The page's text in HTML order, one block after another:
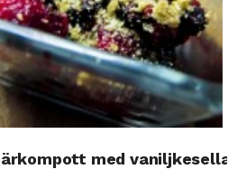
med vaniljkesella